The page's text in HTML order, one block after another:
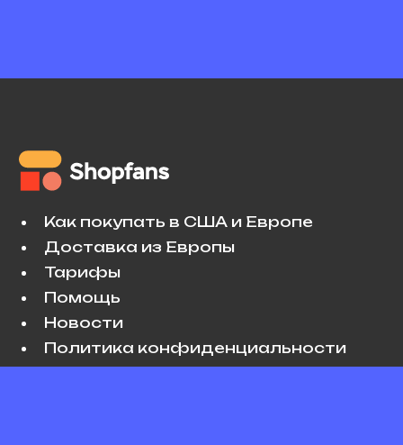
Как покупать в США и Европе
Доставка из Европы
Тарифы
Помощь
Новости
Политика конфиденциальности